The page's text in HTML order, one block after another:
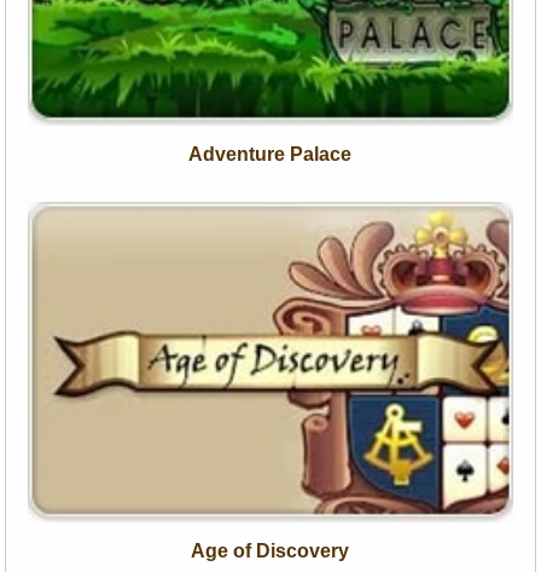
Adventure Palace
Age of Discovery